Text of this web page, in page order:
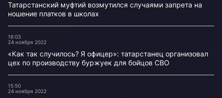
Татарстанский муфтий возмутился случаями запрета на
ношение платков в школах
16:03
24 ноября 2022
«Как так случилось? Я офицер»: татарстанец организовал
цех по производству буржуек для бойцов СВО
15:50
24 ноября 2022